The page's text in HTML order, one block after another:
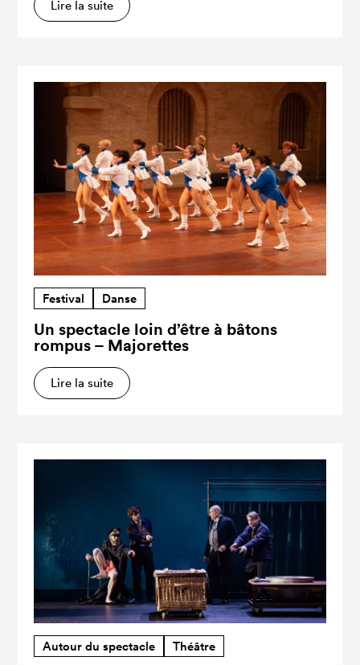
Lire la suite
Festival Danse
Un spectacle loin d’être à bâtons
rompus – Majorettes
Lire la suite
Autour du spectacle Théâtre